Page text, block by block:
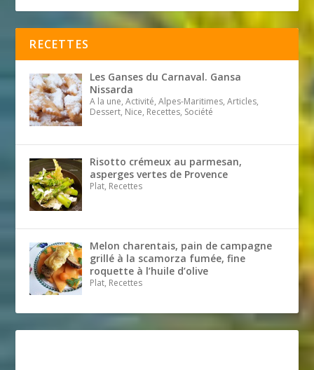
RECETTES
Les Ganses du Carnaval. Gansa
Nissarda
A la une, Activité, Alpes-Maritimes, Articles,
Dessert, Nice, Recettes, Société
Risotto crémeux au parmesan,
asperges vertes de Provence
Plat, Recettes
Melon charentais, pain de campagne
grillé à la scamorza fumée, fine
roquette à l’huile d’olive
Plat, Recettes